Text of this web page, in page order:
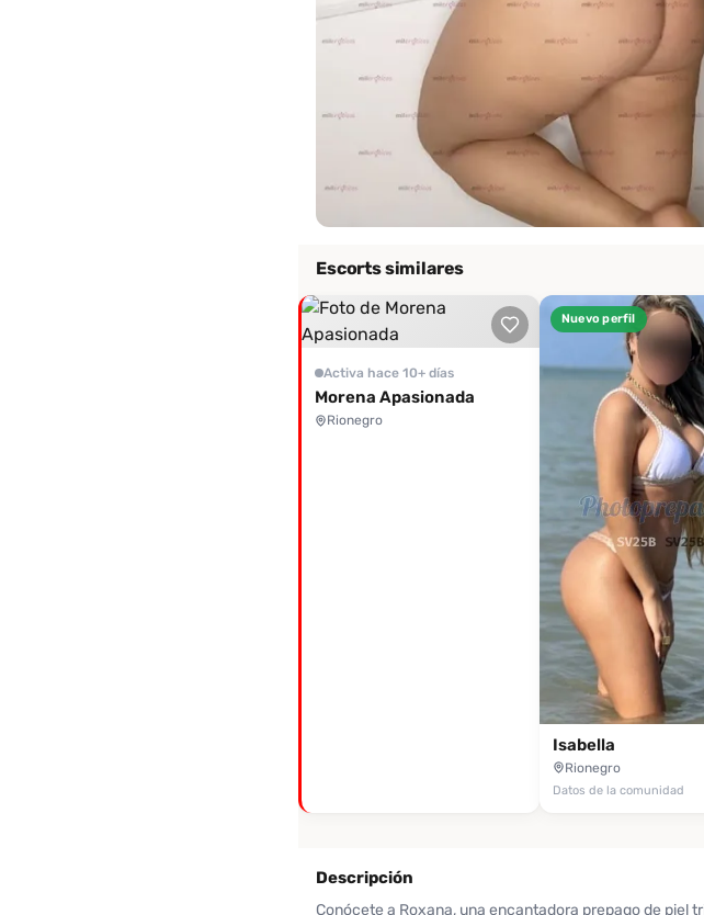
Escorts similares
Activa hace 10+ días
Morena Apasionada
Rionegro
Nuevo perfil
Isabella
Rionegro
Datos de la comunidad
Descripción
Conócete a Roxana, una encantadora prepago de piel